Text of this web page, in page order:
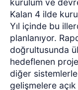
Kalan 4 ilde
Yıl içinde bu
planlanıyor.
doğrultusunda
hedeflenen
diğer
gelişmelere